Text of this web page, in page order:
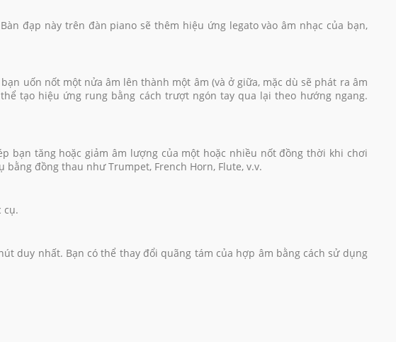
đạp này trên đàn piano sẽ thêm hiệu ứng legato vào âm nhạc của bạn,
uốn nốt một nửa âm lên thành một âm (và ở giữa, mặc dù sẽ phát ra âm
tạo hiệu ứng rung bằng cách trượt ngón tay qua lại theo hướng ngang.
bạn tăng hoặc giảm âm lượng của một hoặc nhiều nốt đồng thời khi chơi
đồng thau như Trumpet, French Horn, Flute, v.v.
cụ.
duy nhất. Bạn có thể thay đổi quãng tám của hợp âm bằng cách sử dụng